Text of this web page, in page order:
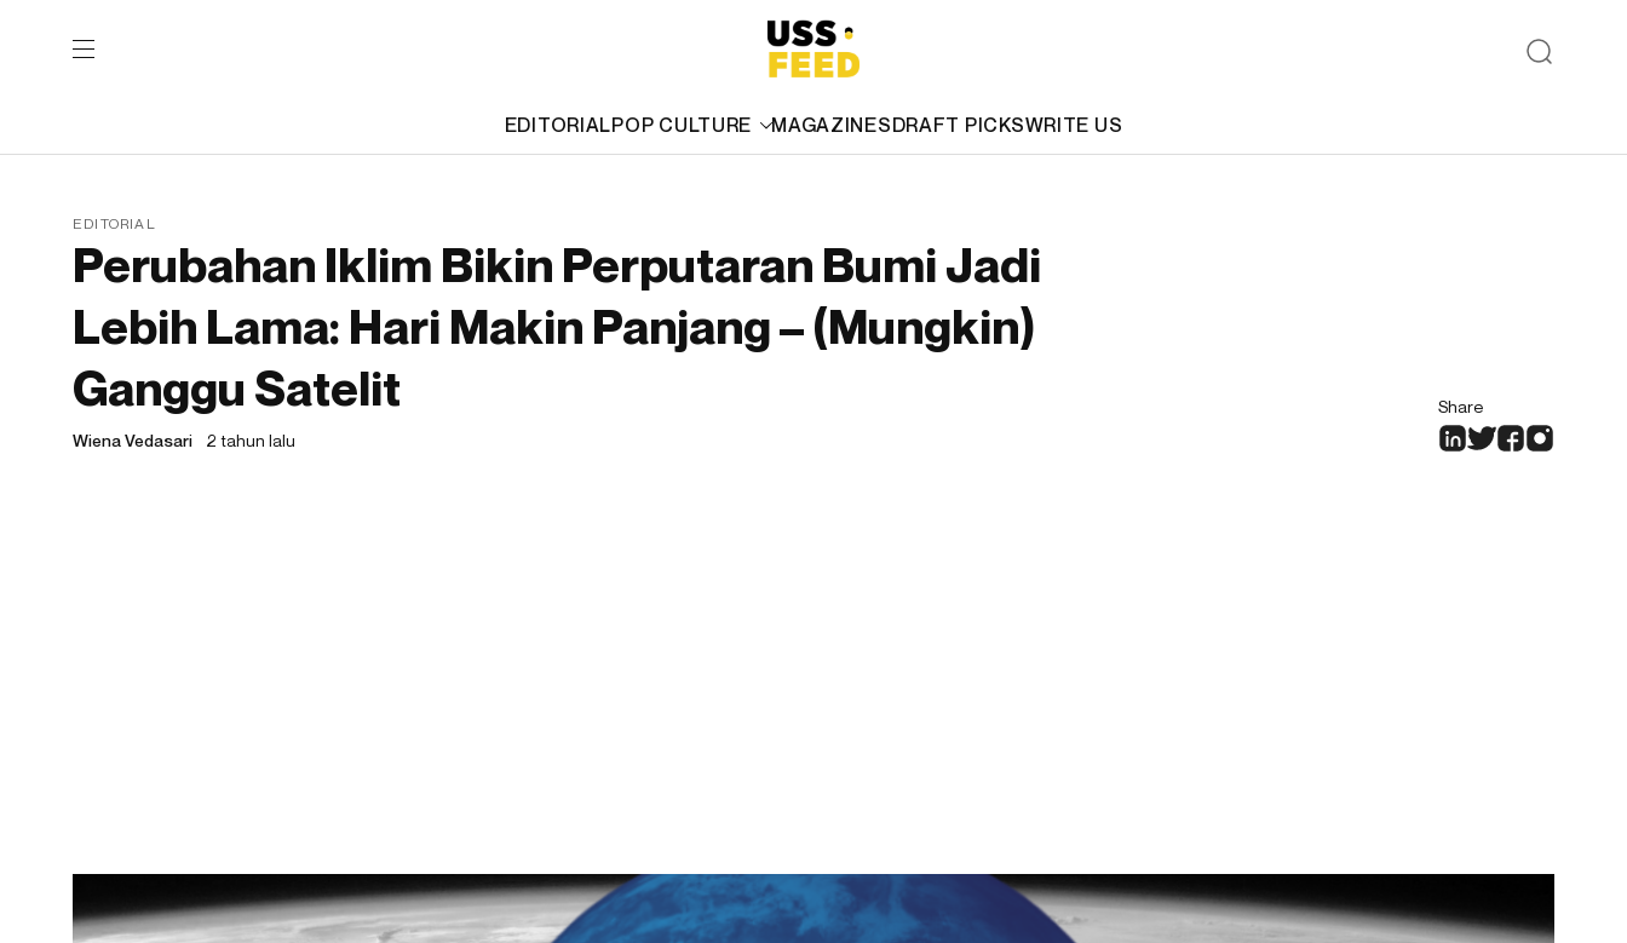
EDITORIALPOP CULTURE MAGAZINESDRAFT PICKSWRITE US
EDITORIAL
Perubahan Iklim Bikin Perputaran Bumi Jadi
Lebih Lama: Hari Makin Panjang – (Mungkin)
Ganggu Satelit
Wiena Vedasari 2 tahun lalu
Share